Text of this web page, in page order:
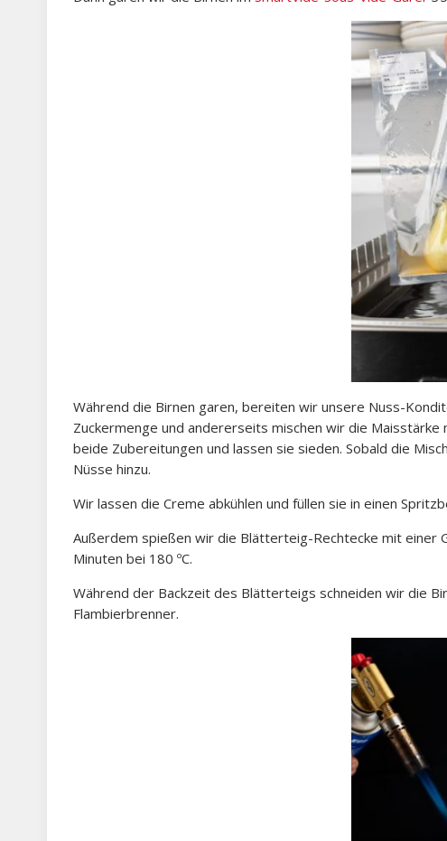
Während die Birnen garen, bereiten wir unsere Nuss-
Zuckermenge und andererseits mischen wir die
beide Zubereitungen und lassen sie sieden. Sobald die
Nüsse hinzu.
Wir lassen die Creme abkühlen und füllen sie in einen
Außerdem spießen wir die Blätterteig-Rechtecke mit einer
Minuten bei 180 ºC.
Während der Backzeit des Blätterteigs schneiden wir die
Flambierbrenner.